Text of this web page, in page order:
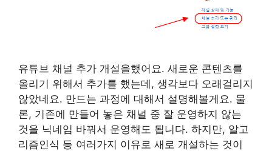
​유튜브 채널 추가 개설을했어요. 새로운 콘텐츠를
올리기 위해서 추가를 했는데, 생각보다 오래걸리지
않았네요. 만드는 과정에 대해서 설명해볼게요. ​물
론, 기존에 만들어 놓은 채널 중 잘 운영하지 않는
것을 닉네임 바꿔서 운영해도 됩니다. 하지만, 알고
리즘인식 등 여러가지 이유로 새로 개설하는 것이